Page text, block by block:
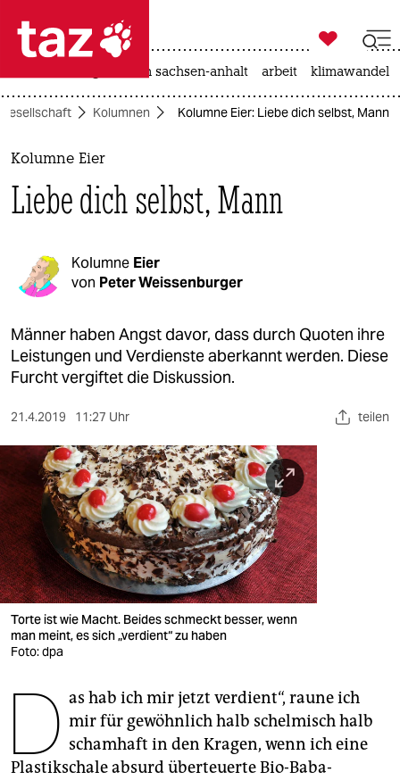
 taz zahl ich
taz zahl ich
themen
politik
gesellschaft
kultur
sport
nord
wahrheit
verlag
verlag
veranstaltungen
shop
fragen & hilfe
unterstützen
genossenschaft

taz zahl ich
landtagswahl in sachsen-anhalt arbeit klimawandel
Gesellschaft Kolumnen Kolumne Eier: Liebe dich selbst, Mann
Kolumne Eier
Liebe dich selbst, Mann
Kolumne Eier
von Peter Weissenburger
Männer haben Angst davor, dass durch Quoten ihre
Leistungen und Verdienste aberkannt werden. Diese
Furcht vergiftet die Diskussion.
21.4.2019 11:27 Uhr teilen
Torte ist wie Macht. Beides schmeckt besser, wenn
man meint, es sich „verdient“ zu haben
Foto: dpa
D as hab ich mir jetzt verdient“, raune ich
mir für gewöhnlich halb schelmisch halb
schamhaft in den Kragen, wenn ich eine
Plastikschale absurd überteuerte Bio-Baba-